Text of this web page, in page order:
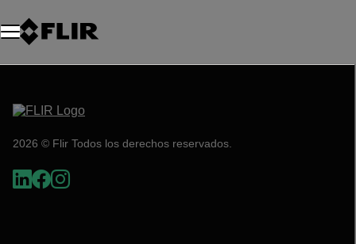
Unread messages
Modelo
Eliminar
artículos
artículo
Añadir al carro
Añadido al carro
2026 © Flir Todos los derechos reservados.